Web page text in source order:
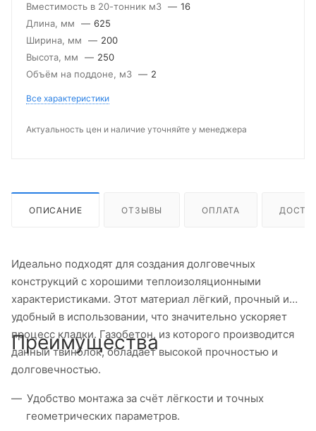
Вместимость в 20-тонник м3 — 16
Длина, мм
— 625
Ширина, мм
— 200
Высота, мм
— 250
Объём на поддоне, м3 — 2
Все характеристики
Актуальность цен и наличие уточняйте у менеджера
ОПИСАНИЕ ОТЗЫВЫ ОПЛАТА
Идеально подходят для создания долговечных
конструкций с хорошими теплоизоляционными
характеристиками. Этот материал лёгкий, прочный и
удобный в использовании, что значительно ускоряет
процесс кладки. Газобетон, из которого производится
данный твинблок, обладает высокой прочностью и
долговечностью.
Преимущества
Удобство монтажа за счёт лёгкости и точных
геометрических параметров.